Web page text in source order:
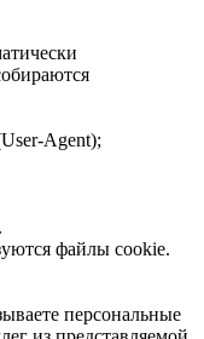
Agent);
файлы cookie.
персональные